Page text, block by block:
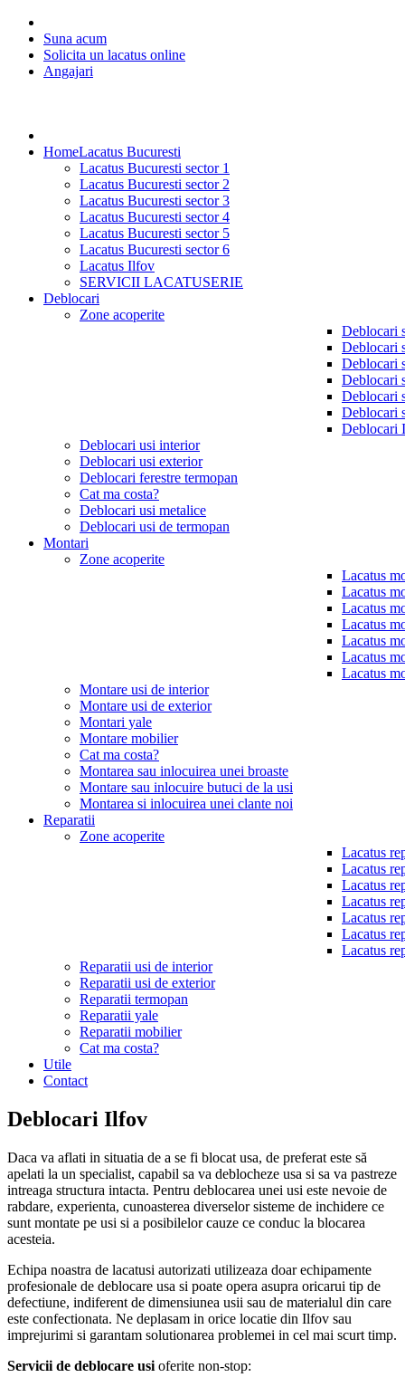
Suna acum
Solicita un lacatus online
Angajari
HomeLacatus Bucuresti
Lacatus Bucuresti sector 1
Lacatus Bucuresti sector 2
Lacatus Bucuresti sector 3
Lacatus Bucuresti sector 4
Lacatus Bucuresti sector 5
Lacatus Bucuresti sector 6
Lacatus Ilfov
SERVICII LACATUSERIE
Deblocari
Zone acoperite
Deblocari
Deblocari
Deblocari
Deblocari
Deblocari
Deblocari
Deblocari
Deblocari usi interior
Deblocari usi exterior
Deblocari ferestre termopan
Cat ma costa?
Deblocari usi metalice
Deblocari usi de termopan
Montari
Zone acoperite
Lacatus
Lacatus
Lacatus
Lacatus
Lacatus
Lacatus
Lacatus
Montare usi de interior
Montare usi de exterior
Montari yale
Montare mobilier
Cat ma costa?
Montarea sau inlocuirea unei broaste
Montare sau inlocuire butuci de la usi
Montarea si inlocuirea unei clante noi
Reparatii
Zone acoperite
Lacatus
Lacatus
Lacatus
Lacatus
Lacatus
Lacatus
Lacatus
Reparatii usi de interior
Reparatii usi de exterior
Reparatii termopan
Reparatii yale
Reparatii mobilier
Cat ma costa?
Utile
Contact
Deblocari Ilfov
Daca va aflati in situatia de a se fi blocat usa, de preferat este să
apelati la un specialist, capabil sa va deblocheze usa si sa va pastreze
intreaga structura intacta. Pentru deblocarea unei usi este nevoie de
rabdare, experienta, cunoasterea diverselor sisteme de inchidere ce
sunt montate pe usi si a posibilelor cauze ce conduc la blocarea
acesteia.
Echipa noastra de lacatusi autorizati utilizeaza doar echipamente
profesionale de deblocare usa si poate opera asupra oricarui tip de
defectiune, indiferent de dimensiunea usii sau de materialul din care
este confectionata. Ne deplasam in orice locatie din Ilfov sau
imprejurimi si garantam solutionarea problemei in cel mai scurt timp.
Servicii de deblocare usi oferite non-stop: